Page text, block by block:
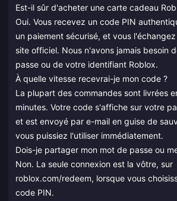
Est-il sûr d'acheter une carte cadeau
Oui. Vous recevez un code PIN
un paiement sécurisé, et vous
site officiel. Nous n'avons jamais besoin
passe ou de votre identifiant Roblox.
À quelle vitesse recevrai-je mon code ?
La plupart des commandes sont livrées
minutes. Votre code s'affiche sur votre
et est envoyé par e-mail en guise de
vous puissiez l'utiliser immédiatement.
Dois-je partager mon mot de passe ou
Non. La seule connexion est la vôtre, sur
roblox.com/redeem, lorsque vous
code PIN.